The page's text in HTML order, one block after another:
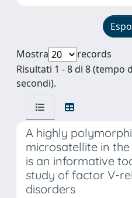
Mostra
records
Risultati 1 - 8 di 8 (tempo
secondi).
A highly
microsatellite in
is an informative
study of factor V-
disorders